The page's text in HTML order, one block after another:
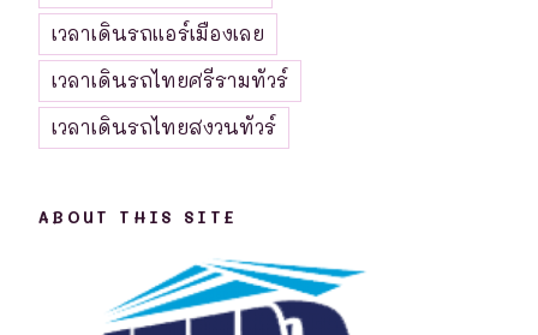
เวลาเดินรถแอร์เมืองเลย
เวลาเดินรถไทยศรีรามทัวร์
เวลาเดินรถไทยสงวนทัวร์
ABOUT THIS SITE